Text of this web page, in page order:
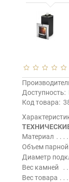
Доступность:
Код товара:
Материал
Объем парной
Диаметр
Вес камней
Вес товара